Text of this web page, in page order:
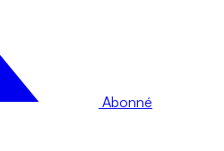
Abonné